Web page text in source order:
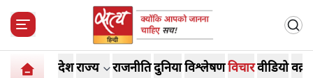
देशराज्य राजनीतिदुनियाविश्लेषणविचारवीडियो